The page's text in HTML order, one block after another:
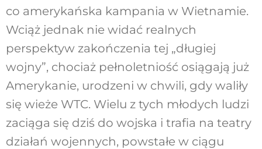
co amerykańska kampania w Wietnamie.
Wciąż jednak nie widać realnych
perspektyw zakończenia tej „długiej
wojny”, chociaż pełnoletniość osiągają już
Amerykanie, urodzeni w chwili, gdy waliły
się wieże WTC. Wielu z tych młodych ludzi
zaciąga się dziś do wojska i trafia na teatry
działań wojennych, powstałe w ciągu